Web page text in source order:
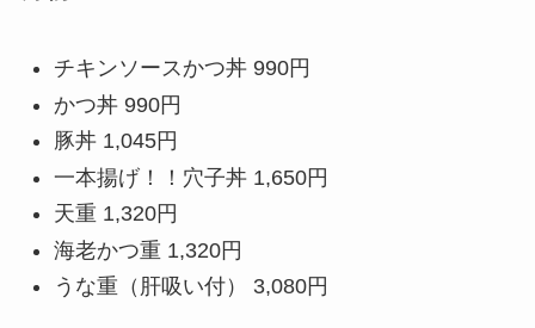
チキンソースかつ丼 990円
かつ丼 990円
豚丼 1,045円
一本揚げ！！穴子丼 1,650円
天重 1,320円
海老かつ重 1,320円
うな重（肝吸い付） 3,080円